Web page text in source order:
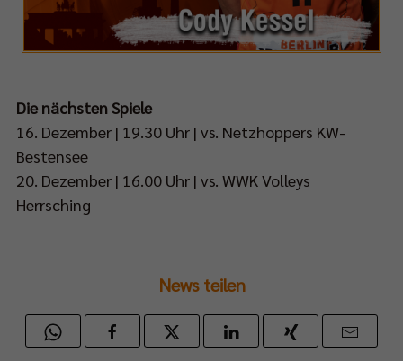
Die nächsten Spiele
16. Dezember | 19.30 Uhr | vs. Netzhoppers KW-
Bestensee
20. Dezember | 16.00 Uhr | vs. WWK Volleys
Herrsching
News teilen